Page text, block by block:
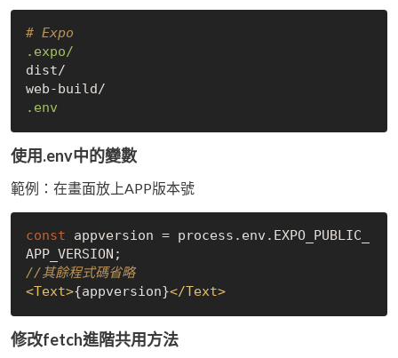
# Expo
.expo/
dist/
.env
使用.env中的變數
範例：在畫面放上APP版本號
const appversion = process.env.EXPO_PUBLIC_
//其餘程式碼省略
<Text>{appversion}</Text>
修改fetch進階共用方法